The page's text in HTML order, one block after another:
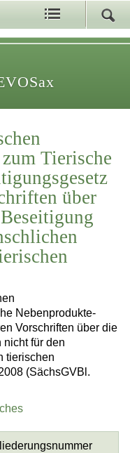
Tierische
über
Nebenprodukte-
Vorschriften über die
nicht für den
tierischen
(SächsGVBl.